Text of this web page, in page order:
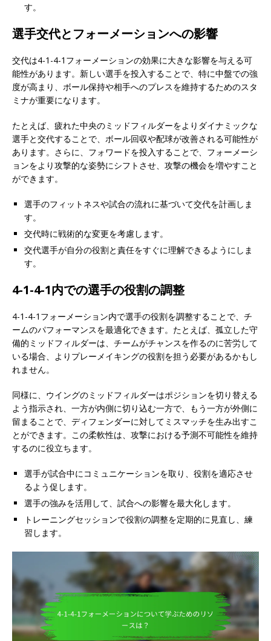
す。
選手交代とフォーメーションへの影響
交代は4-1-4-1フォーメーションの効果に大きな影響を与える可
能性があります。新しい選手を投入することで、特に中盤での強
度が高まり、ボール保持や相手へのプレスを維持するためのスタ
ミナが重要になります。
たとえば、疲れた中央のミッドフィルダーをよりダイナミックな
選手と交代することで、ボール回収や配球が改善される可能性が
あります。さらに、フォワードを投入することで、フォーメーシ
ョンをより攻撃的な姿勢にシフトさせ、攻撃の機会を増やすこと
ができます。
選手のフィットネスや試合の流れに基づいて交代を計画しま
す。
交代時に戦術的な変更を考慮します。
交代選手が自分の役割と責任をすぐに理解できるようにしま
す。
4-1-4-1内での選手の役割の調整
4-1-4-1フォーメーション内で選手の役割を調整することで、チ
ームのパフォーマンスを最適化できます。たとえば、孤立した守
備的ミッドフィルダーは、チームがチャンスを作るのに苦労して
いる場合、よりプレーメイキングの役割を担う必要があるかもし
れません。
同様に、ウイングのミッドフィルダーはポジションを切り替える
よう指示され、一方が内側に切り込む一方で、もう一方が外側に
留まることで、ディフェンダーに対してミスマッチを生み出すこ
とができます。この柔軟性は、攻撃における予測不可能性を維持
するのに役立ちます。
選手が試合中にコミュニケーションを取り、役割を適応させ
るよう促します。
選手の強みを活用して、試合への影響を最大化します。
トレーニングセッションで役割の調整を定期的に見直し、練
習します。